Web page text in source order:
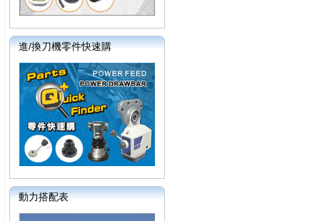
進/換刀機零件快速購
動力搭配表